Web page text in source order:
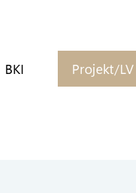
BKI Projekt/